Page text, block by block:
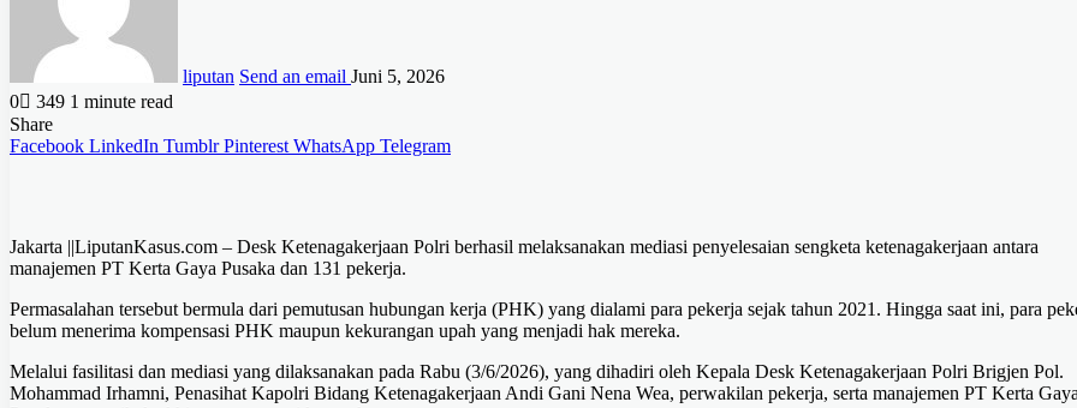
liputan Send an email Juni 5, 2026
0
349 1 minute read
Share
Facebook LinkedIn Tumblr Pinterest WhatsApp Telegram
Jakarta ||LiputanKasus.com – Desk Ketenagakerjaan Polri berhasil melaksanakan mediasi penyelesaian sengketa ketenagakerjaan antara
manajemen PT Kerta Gaya Pusaka dan 131 pekerja.
Permasalahan tersebut bermula dari pemutusan hubungan kerja (PHK) yang dialami para pekerja sejak tahun 2021. Hingga saat ini, para
belum menerima kompensasi PHK maupun kekurangan upah yang menjadi hak mereka.
Melalui fasilitasi dan mediasi yang dilaksanakan pada Rabu (3/6/2026), yang dihadiri oleh Kepala Desk Ketenagakerjaan Polri Brigjen Pol.
Mohammad Irhamni, Penasihat Kapolri Bidang Ketenagakerjaan Andi Gani Nena Wea, perwakilan pekerja, serta manajemen PT Kerta